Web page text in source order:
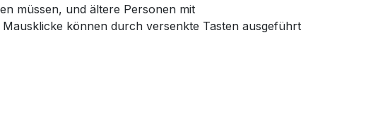
müssen, und ältere Personen mit
können durch versenkte Tasten ausgeführt